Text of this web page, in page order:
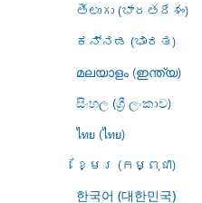
తెలుగు (భారతదేశం)
ಕನ್ನಡ (ಭಾರತ)
മലയാളം (ഇന്ത്യ)
සිංහල (ශ්‍රී ලංකාව)
ไทย (ไทย)
ខ្មែរ (កម្ពុជា)
한국어 (대한민국)